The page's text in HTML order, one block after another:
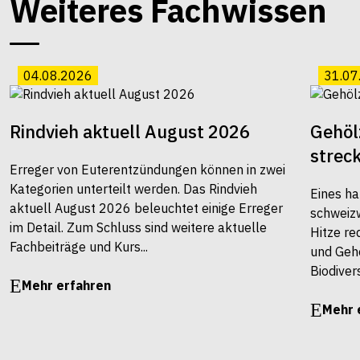
Weiteres Fachwissen
04.08.2026
Rindvieh aktuell August 2026
Erreger von Euterentzündungen können in zwei
Kategorien unterteilt werden. Das Rindvieh
aktuell August 2026 beleuchtet einige Erreger
im Detail. Zum Schluss sind weitere aktuelle
Fachbeiträge und Kurs...
Mehr erfahren
Eines
Hitze
und
Mehr